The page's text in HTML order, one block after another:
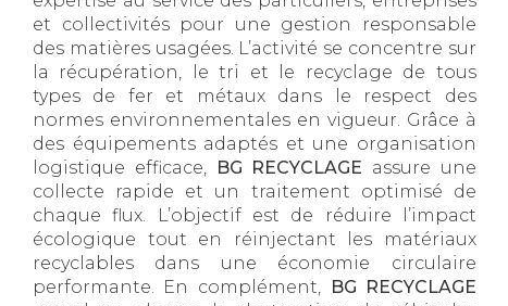
et collectivités pour une gestion responsable
des matières usagées. L’activité se concentre sur
la récupération, le tri et le recyclage de tous
types de fer et métaux dans le respect des
normes environnementales en vigueur. Grâce à
des équipements adaptés et une organisation
logistique efficace,
BG RECYCLAGE assure une
collecte rapide et un traitement optimisé de
chaque flux. L’objectif est de réduire l’impact
écologique tout en réinjectant les matériaux
recyclables dans une économie circulaire
performante. En complément,
BG RECYCLAGE